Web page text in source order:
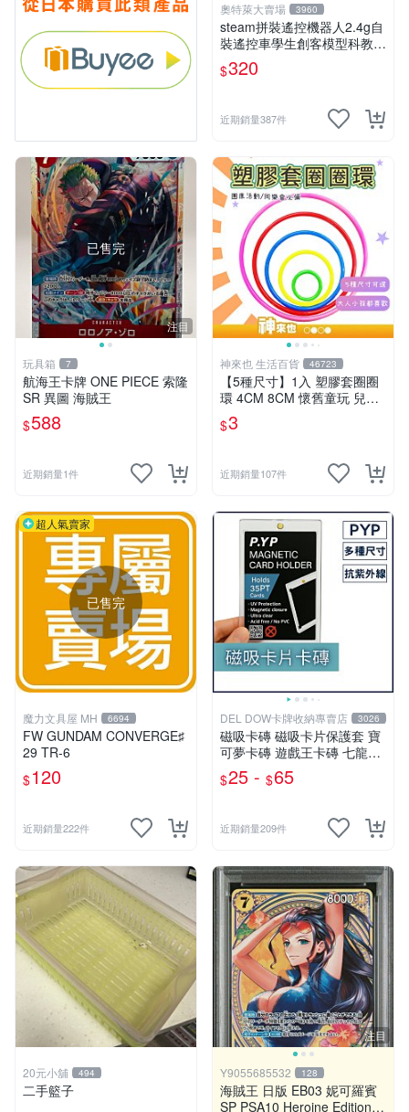
奧特萊大賣場 3960
steam拼裝遙控機器人2.4g自
裝遙控車學生創客模型科教玩
具 推薦推薦締造W
$320
近期銷量387件
注目
已售完
玩具箱 7
航海王卡牌 ONE PIECE 索隆
SR 異圖 海賊王
$588
近期銷量1件
神來也 生活百貨 46723
【5種尺寸】1入 塑膠套圈圈
環 4CM 8CM 懷舊童玩 兒童
玩具 夜市套圈圈 塑膠套環 遊
戲道具 套環
$3
近期銷量107件
超人氣賣家
已售完
魔力文具屋 MH 6694
FW GUNDAM CONVERGE♯
29 TR-6
$120
近期銷量222件
DEL DOW卡牌收納專賣店 3026
磁吸卡磚 磁吸卡片保護套 寶
可夢卡磚 遊戲王卡磚 七龍珠
球員卡 球衣卡 35PT 55PT 1
00PT 130PT 180PT
$25 - $65
近期銷量209件
20元小舖 494
二手籃子
注目
Y9055685532 128
海賊王 日版 EB03 妮可羅賓
SP PSA10 Heroine Edition N